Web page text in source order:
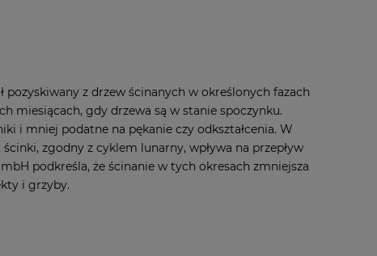
pozyskiwany z drzew ścinanych w określonych fazach
miesiącach, gdy drzewa są w stanie spoczynku.
i mniej podatne na pękanie czy odkształcenia. W
zgodny z cyklem lunarny, wpływa na przepływ
podkreśla, że ścinanie w tych okresach zmniejsza
i grzyby.